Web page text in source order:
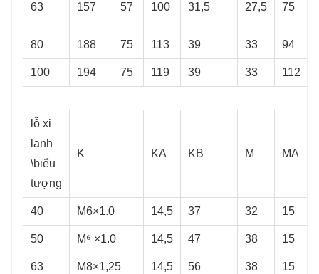
63 157 57 100 31,5 27,5 75
80 188 75 113 39 33 94
100 194 75 119 39 33 112
lỗ xi ​​
lanh
\biểu
tượng
K KA KB M MA
40 M6×1.0 14,5 37 32 15
50 M⁶ ×1.0 14,5 47 38 15
63 M8×1,25 14,5 56 38 15